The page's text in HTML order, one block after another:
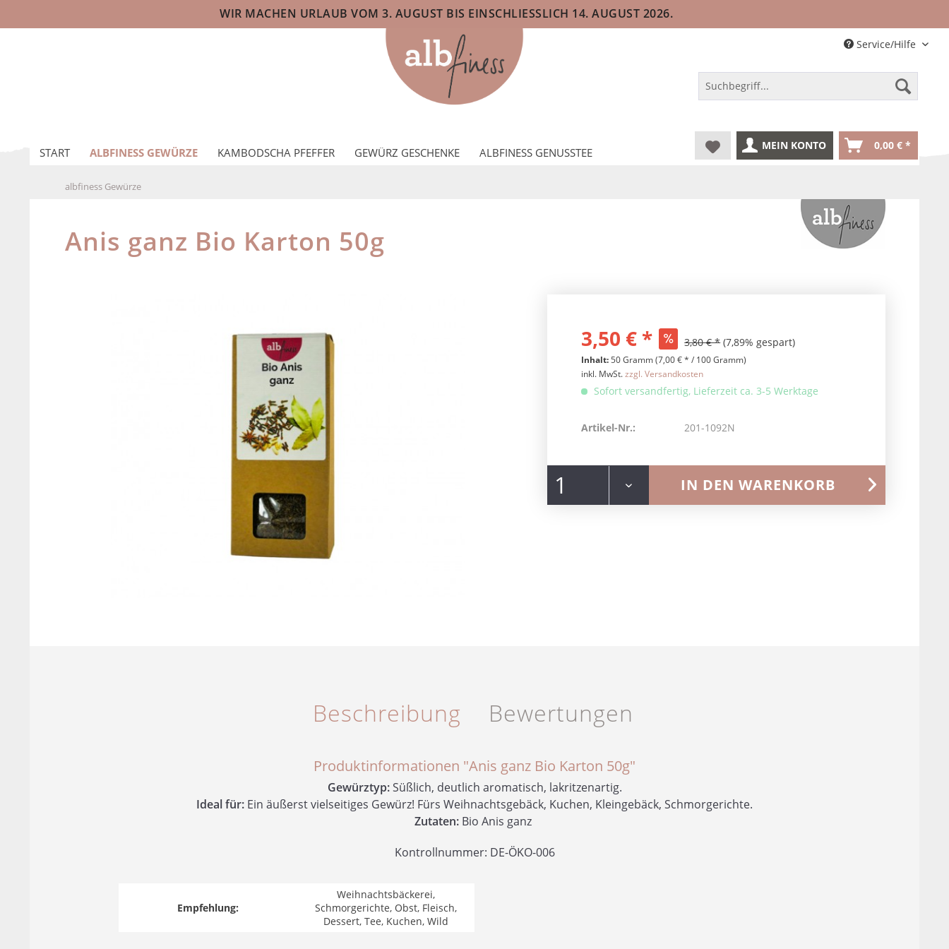
WIR MACHEN URLAUB VOM 3. AUGUST BIS EINSCHLIESSLICH 14. AUGUST 2026.
Service/Hilfe
MEIN KONTO 0,00 € *
START ALBFINESS GEWÜRZE KAMBODSCHA PFEFFER GEWÜRZ GESCHENKE ALBFINESS GENUSSTEE
albfiness Gewürze
Anis ganz Bio Karton 50g
3,50 € * 3,80 € * (7,89% gespart)
Inhalt:50 Gramm (7,00 € * / 100 Gramm)
inkl. MwSt.zzgl. Versandkosten
Sofort versandfertig, Lieferzeit ca. 3-5 Werktage
IN DEN WARENKORB
Artikel-Nr.: 201-1092N
Beschreibung Bewertungen
Produktinformationen "Anis ganz Bio Karton 50g"
Gewürztyp:Süßlich, deutlich aromatisch, lakritzenartig.
Ideal für: Ein äußerst vielseitiges Gewürz! Fürs Weihnachtsgebäck, Kuchen, Kleingebäck, Schmorgerichte.
Zutaten: Bio Anis ganz
Kontrollnummer: DE-ÖKO-006
Empfehlung:
Weihnachtsbäckerei,
Schmorgerichte, Obst, Fleisch,
Dessert, Tee, Kuchen, Wild